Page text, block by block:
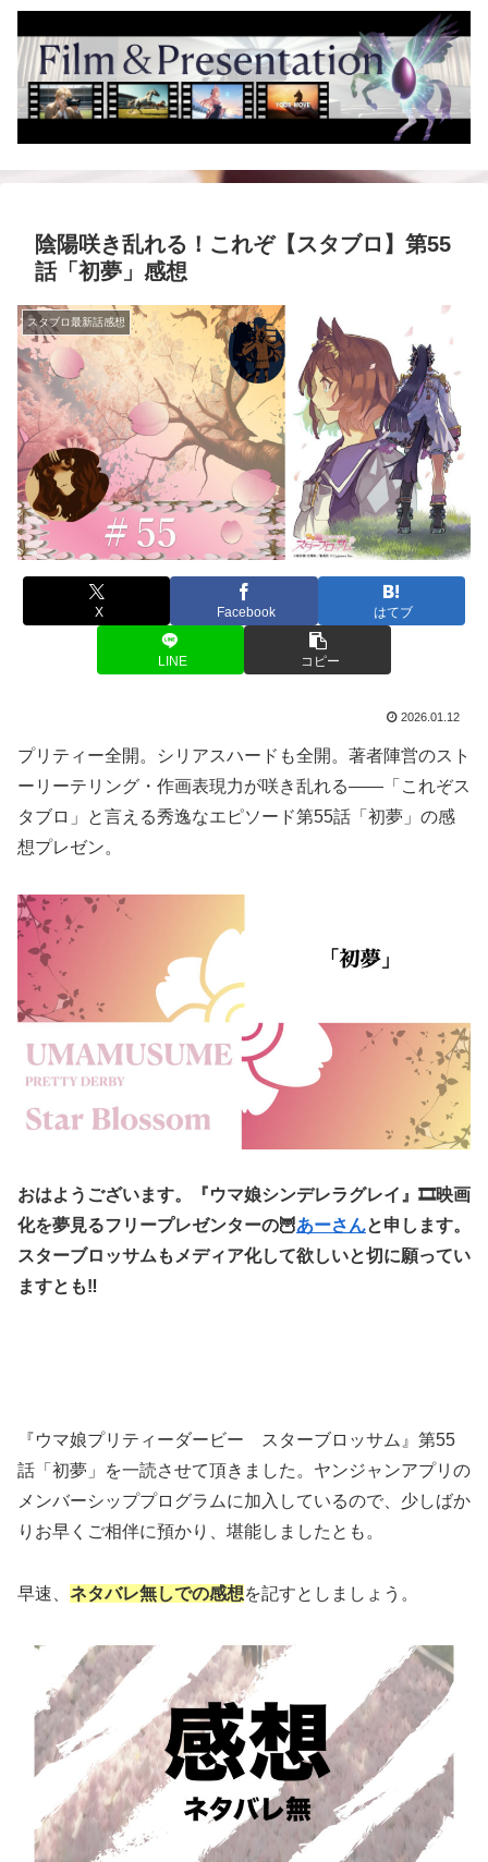
陰陽咲き乱れる！これぞ【スタブロ】第55
話「初夢」感想
スタブロ最新話感想
X Facebook はてブ
LINE コピー
2026.01.12
プリティー全開。シリアスハードも全開。著者陣営のスト
ーリーテリング・作画表現力が咲き乱れる——「これぞス
タブロ」と言える秀逸なエピソード第55話「初夢」の感
想プレゼン。
おはようございます。『ウマ娘シンデレラグレイ』🎞️映画
化を夢見るフリープレゼンターの🦉あーさんと申します。
スターブロッサムもメディア化して欲しいと切に願ってい
ますとも‼️
『ウマ娘プリティーダービー スターブロッサム』第55
話「初夢」を一読させて頂きました。ヤンジャンアプリの
メンバーシッププログラムに加入しているので、少しばか
りお早くご相伴に預かり、堪能しましたとも。
早速、 ネタバレ無しでの感想を記すとしましょう。